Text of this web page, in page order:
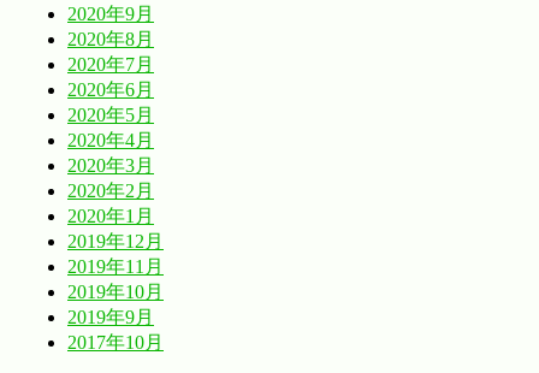
2020年9月
2020年8月
2020年7月
2020年6月
2020年5月
2020年4月
2020年3月
2020年2月
2020年1月
2019年12月
2019年11月
2019年10月
2019年9月
2017年10月